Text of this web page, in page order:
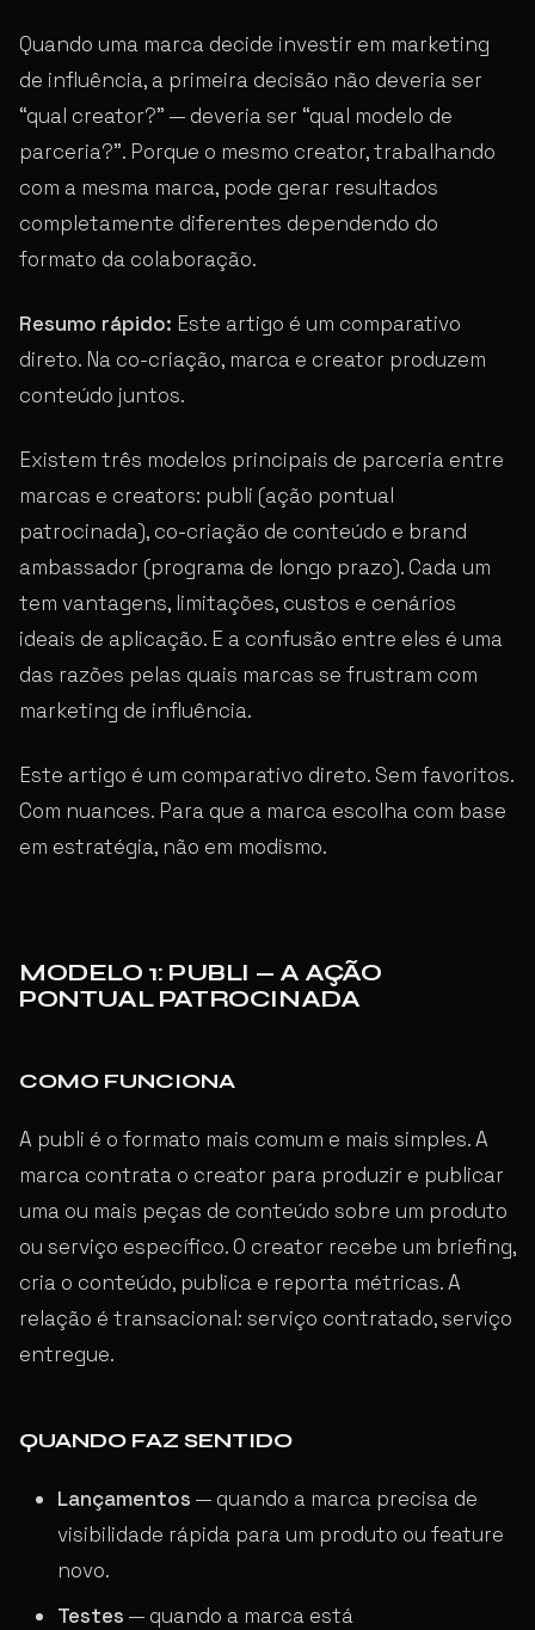
Quando uma marca decide investir em marketing
de influência, a primeira decisão não deveria ser
“qual creator?” — deveria ser “qual modelo de
parceria?”. Porque o mesmo creator, trabalhando
com a mesma marca, pode gerar resultados
completamente diferentes dependendo do
formato da colaboração.
Resumo rápido: Este artigo é um comparativo
direto. Na co-criação, marca e creator produzem
conteúdo juntos.
Existem três modelos principais de parceria entre
marcas e creators: publi (ação pontual
patrocinada), co-criação de conteúdo e brand
ambassador (programa de longo prazo). Cada um
tem vantagens, limitações, custos e cenários
ideais de aplicação. E a confusão entre eles é uma
das razões pelas quais marcas se frustram com
marketing de influência.
Este artigo é um comparativo direto. Sem favoritos.
Com nuances. Para que a marca escolha com base
em estratégia, não em modismo.
MODELO 1: PUBLI — A AÇÃO
PONTUAL PATROCINADA
COMO FUNCIONA
A publi é o formato mais comum e mais simples. A
marca contrata o creator para produzir e publicar
uma ou mais peças de conteúdo sobre um produto
ou serviço específico. O creator recebe um briefing,
cria o conteúdo, publica e reporta métricas. A
relação é transacional: serviço contratado, serviço
entregue.
QUANDO FAZ SENTIDO
Lançamentos — quando a marca precisa de
visibilidade rápida para um produto ou feature
novo.
Testes — quando a marca está